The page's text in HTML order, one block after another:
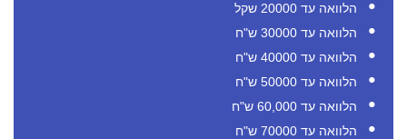
הלוואה עד 20000 שקל
הלוואה עד 30000 ש"ח
הלוואה עד 40000 ש"ח
הלוואה עד 50000 ש"ח
הלוואה עד 60,000 ש"ח
הלוואה עד 70000 ש"ח